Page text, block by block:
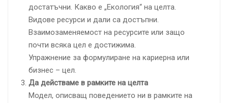
достатъчни. Какво е „Екология“ на целта.
Видове ресурси и дали са достъпни.
Взаимозаменяемост на ресурсите или защо
почти всяка цел е достижима.
Упражнение за формулиране на кариерна или
бизнес – цел.
Да действаме в рамките на целта
Модел, описващ поведението ни в рамките на